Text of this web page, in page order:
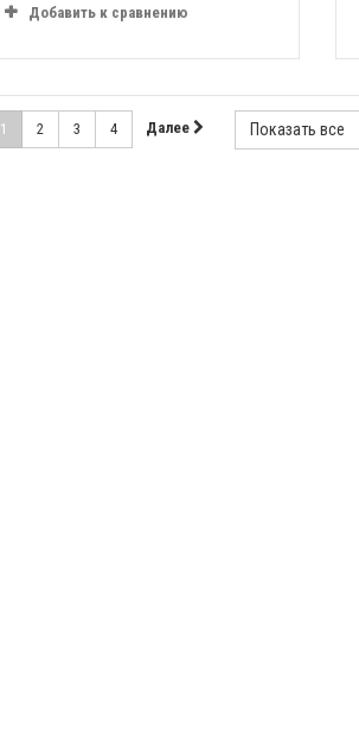
Добавить к сравнению
Показать все
1 2 3 4 Далее